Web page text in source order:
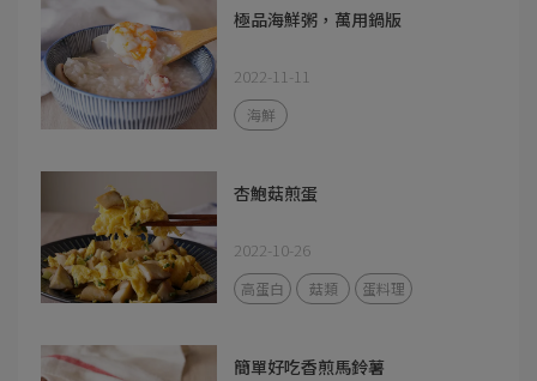
極品海鮮粥，萬用鍋版
2022-11-11
海鮮
杏鮑菇煎蛋
2022-10-26
高蛋白 菇類 蛋料理
簡單好吃香煎馬鈴薯